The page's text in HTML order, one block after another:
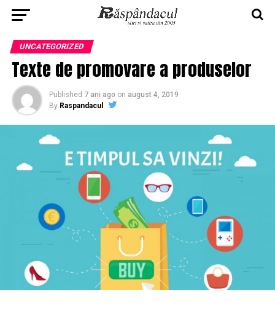
UNCATEGORIZED
Texte de promovare a produselor
Published 7 ani ago on august 4, 2019
By Raspandacul